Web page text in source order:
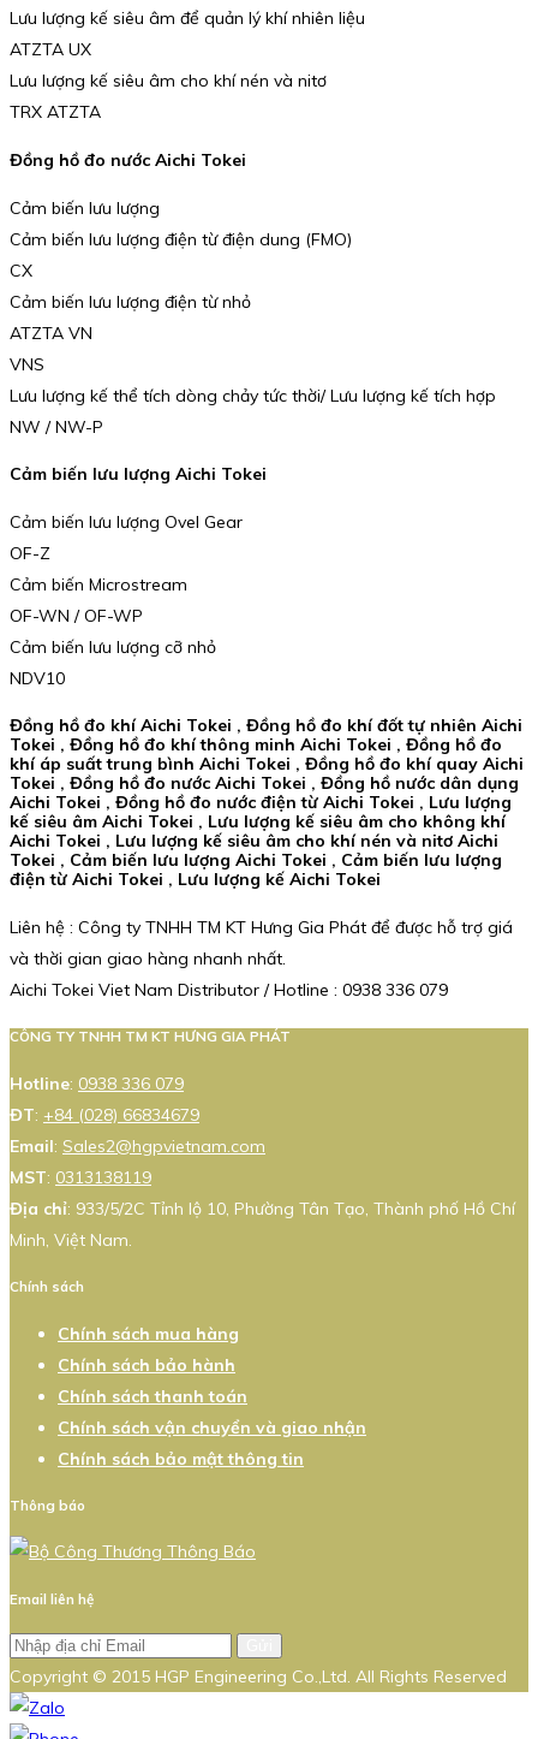
Lưu lượng kế siêu âm để quản lý khí nhiên liệu
ATZTA UX
Lưu lượng kế siêu âm cho khí nén và nitơ
TRX ATZTA
Đồng hồ đo nước Aichi Tokei
Cảm biến lưu lượng
Cảm biến lưu lượng điện từ điện dung (FMO)
CX
Cảm biến lưu lượng điện từ nhỏ
ATZTA VN
VNS
Lưu lượng kế thể tích dòng chảy tức thời/ Lưu lượng kế tích hợp
NW / NW-P
Cảm biến lưu lượng Aichi Tokei
Cảm biến lưu lượng Ovel Gear
OF-Z
Cảm biến Microstream
OF-WN / OF-WP
Cảm biến lưu lượng cỡ nhỏ
NDV10
Đồng hồ đo khí Aichi Tokei , Đồng hồ đo khí đốt tự nhiên Aichi
Tokei , Đồng hồ đo khí thông minh Aichi Tokei , Đồng hồ đo
khí áp suất trung bình Aichi Tokei , Đồng hồ đo khí quay Aichi
Tokei , Đồng hồ đo nước Aichi Tokei , Đồng hồ nước dân dụng
Aichi Tokei , Đồng hồ đo nước điện từ Aichi Tokei , Lưu lượng
kế siêu âm Aichi Tokei , Lưu lượng kế siêu âm cho không khí
Aichi Tokei , Lưu lượng kế siêu âm cho khí nén và nitơ Aichi
Tokei , Cảm biến lưu lượng Aichi Tokei , Cảm biến lưu lượng
điện từ Aichi Tokei , Lưu lượng kế Aichi Tokei
Liên hệ : Công ty TNHH TM KT Hưng Gia Phát để được hỗ trợ giá
và thời gian giao hàng nhanh nhất.
Aichi Tokei Viet Nam Distributor / Hotline : 0938 336 079
CÔNG TY TNHH TM KT HƯNG GIA PHÁT
Hotline: 0938 336 079
ĐT: +84 (028) 66834679
Email: Sales2@hgpvietnam.com
MST: 0313138119
Địa chỉ: 933/5/2C Tỉnh lộ 10, Phường Tân Tạo, Thành phố Hồ Chí
Minh, Việt Nam.
Chính sách
Chính sách mua hàng
Chính sách bảo hành
Chính sách thanh toán
Chính sách vận chuyển và giao nhận
Chính sách bảo mật thông tin
Thông báo
Email liên hệ
Copyright © 2015 HGP Engineering Co.,Ltd. All Rights Reserved